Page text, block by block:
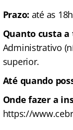
Prazo: até as
Quanto custa
Administrativo
superior.
Até quando
Onde fazer a
https://